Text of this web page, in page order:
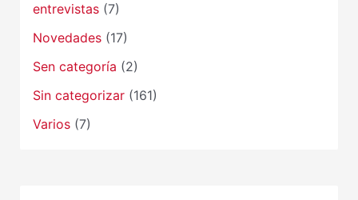
entrevistas(7)
Novedades(17)
Sen categoría (2)
Sin categorizar(161)
Varios(7)